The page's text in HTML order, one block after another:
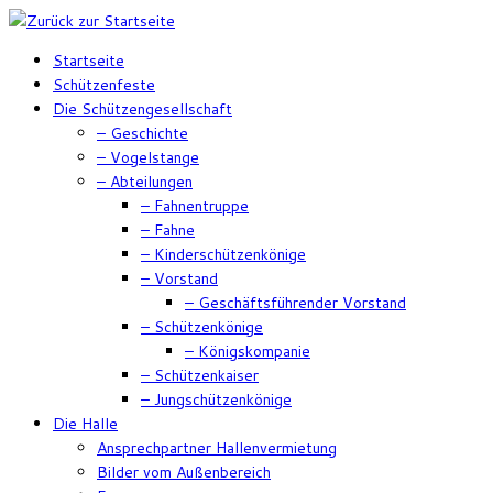
Zum
springenStartseite
Schützenfeste
Die Schützengesellschaft
– Geschichte
– Vogelstange
– Abteilungen
– Fahnentruppe
– Fahne
– Kinderschützenkönige
– Vorstand
– Geschäftsführender Vorstand
– Schützenkönige
– Königskompanie
– Schützenkaiser
– Jungschützenkönige
Die Halle
Ansprechpartner Hallenvermietung
Bilder vom Außenbereich